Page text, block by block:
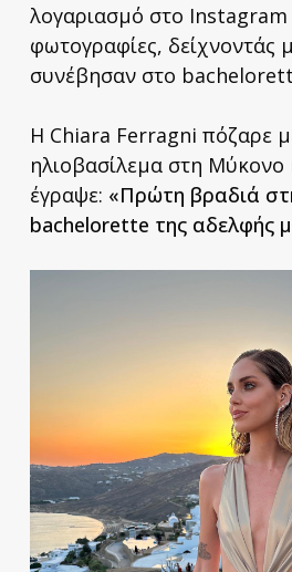
λογαριασμό στο Instagram
φωτογραφίες, δείχνοντάς
συνέβησαν στο
Η Chiara Ferragni πόζαρε
ηλιοβασίλεμα στη Μύκονο
έγραψε: «Πρώτη βραδιά
bachelorette της αδελφής